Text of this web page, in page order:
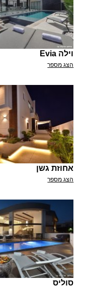
וילה Evia
הצג מספר
אחוזת גשן
הצג מספר
סוליס